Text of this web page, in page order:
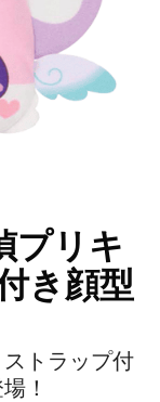
プリキ
き顔型
ストラップ付
！